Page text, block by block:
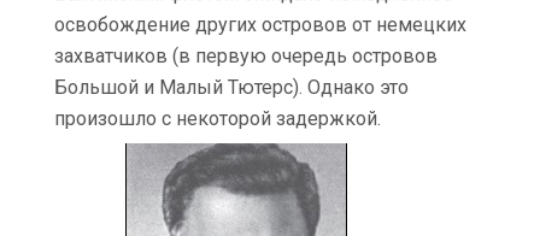
освобождение других островов от немецких
захватчиков (в первую очередь островов
Большой и Малый Тютерс). Однако это
произошло с некоторой задержкой.